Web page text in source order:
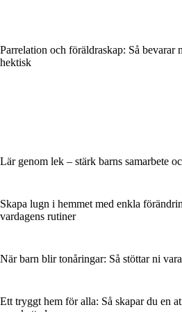
Parrelation och föräldraskap: Så bevarar
hektisk
Lär genom lek – stärk barns samarbete
Skapa lugn i hemmet med enkla
vardagens rutiner
När barn blir tonåringar: Så stöttar ni
Ett tryggt hem för alla: Så skapar du en